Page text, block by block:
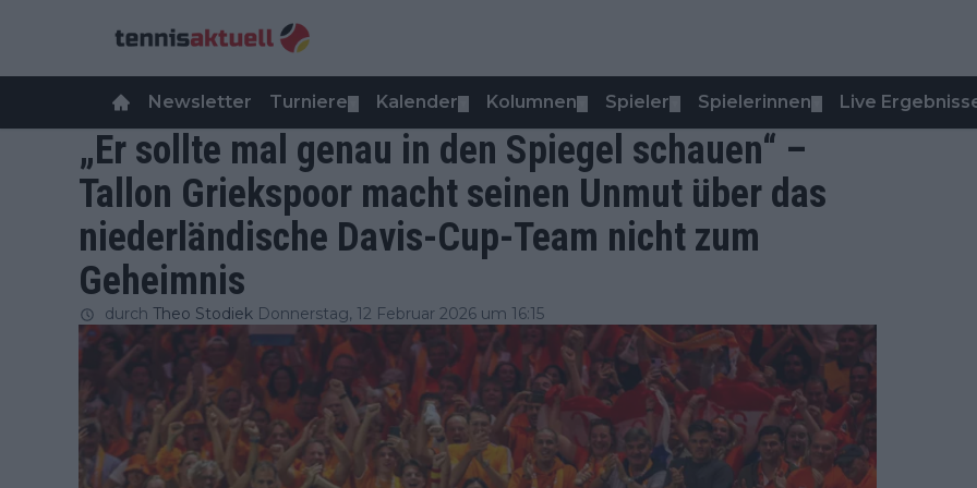
Newsletter Turniere Kalender Kolumnen Spieler Spielerinnen Live
„Er sollte mal genau in den Spiegel schauen“ –
Tallon Griekspoor macht seinen Unmut über das
niederländische Davis-Cup-Team nicht zum
Geheimnis
durch Theo Stodiek Donnerstag, 12 Februar 2026 um 16:15